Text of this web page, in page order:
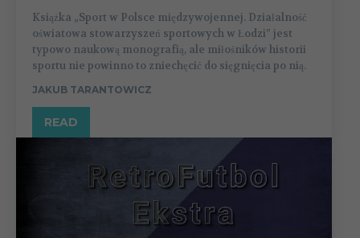
Książka „Sport w Polsce międzywojennej. Działalność
oświatowa stowarzyszeń sportowych w Łodzi” jest
typowo naukową monografią, ale miłośników historii
sportu nie powinno to zniechęcić do sięgnięcia po nią.
JAKUB TARANTOWICZ
READ